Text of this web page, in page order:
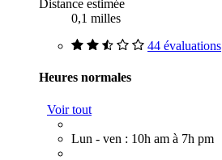
Distance estimée
0,1 milles
44 évaluations
Heures normales
Voir tout
Lun - ven : 10h am à 7h pm